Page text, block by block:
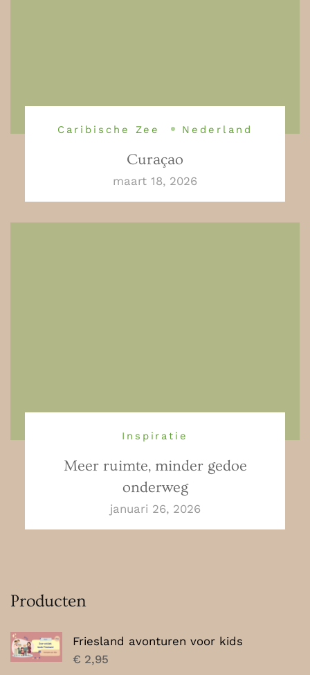
Caribische Zee Nederland
Curaçao
maart 18, 2026
Inspiratie
Meer ruimte, minder gedoe
onderweg
januari 26, 2026
Producten
Friesland avonturen voor kids
€ 2,95